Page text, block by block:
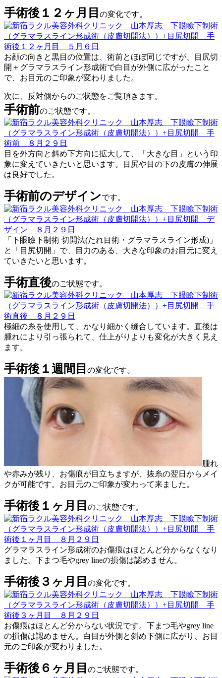
手術後１２ヶ月目 の変化です。
お顔の向きと黒目の位置は、術前とほぼ同じですが、目尻切
開＋グラマラスライン形成術で白目が外側に広がったこと
で、お目元のご印象が変わりました。
次に、反対側からのご状態をご覧頂きます。
手術前のご状態です。
目を外方向と斜め下方向に拡大して、「大きな目」という印
象に変えていきたいと思います。目尻や目の下の皮膚の伸展
は良好でした。
手術前のデザインです。
「下眼瞼下制術 切開法(たれ目術・グラマラスライン形成)」
と「目尻切開」で、目力のある、大きな印象のお目元に変え
ていきたいと思います。
手術直後のご状態です。
極細の糸を使用して、かなり細かく縫合しています。直後は
腫れにより引っ張られて、仕上がりよりも変化が大きく見え
ます。
手術後１週間目 の変化です。
腫れ
や赤みが残り、お傷痕が目立ちますが、抜糸の翌日からメイ
クが可能です。お目元のご印象が変わって来ました。
手術後１ヶ月目 のご状態です。
グラマラスライン形成術のお傷痕はほとんど分からなくなり
ました。下まつ毛やgrey lineの損傷は認めません。
手術後３ヶ月目 の変化です。
お傷痕はほとんど分からない状況です。下まつ毛やgrey line
の損傷は認めません。白目が外側と斜め下側に広がり、お目
元のご印象が変わりました。
手術後６ヶ月目 のご状態です。